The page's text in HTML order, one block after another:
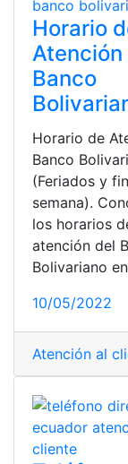
Horario
Atención
Banco
Horario de
Banco
(Feriados y
semana).
los horarios
atención del
Bolivariano
10/05/2022
Atención al